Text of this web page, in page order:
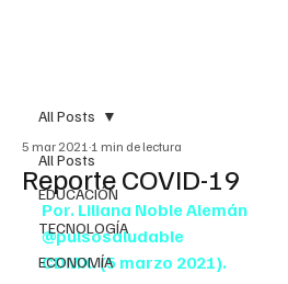
All Posts
EDUCACIÓN
TECNOLOGÍA
ECONOMÍA
All Posts
Reporte COVID-19
5 mar 2021 1 min de lectura
Por. Liliana Noble Alemán
@pulsosaludable
CDMX. (5 marzo 2021).